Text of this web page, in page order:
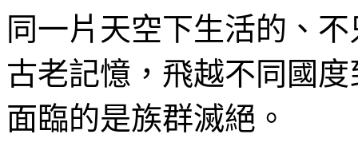
同一片天空下生活的、
古老記憶，飛越不同國
面臨的是族群滅絕。